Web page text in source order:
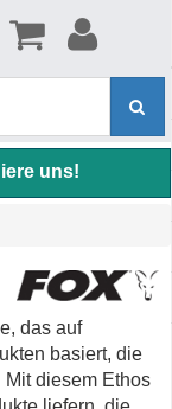
uns!
das auf
basiert, die
diesem Ethos